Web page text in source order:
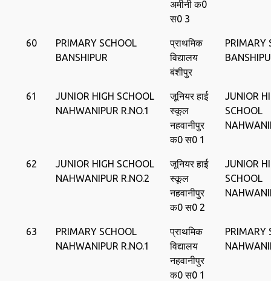
अमीनी क0
स0 3
60
PRIMARY SCHOOL
BANSHIPUR
प्राथमिक
विद्यालय
बंशीपुर
PRIMARY
61
JUNIOR HIGH SCHOOL
NAHWANIPUR R.NO.1
जूनियर हाई
स्‍कूल
नहवानीपुर
क0 स0 1
JUNIOR
SCHOOL
62
JUNIOR HIGH SCHOOL
NAHWANIPUR R.NO.2
जूनियर हाई
स्‍कूल
नहवानीपुर
क0 स0 2
JUNIOR
SCHOOL
63
PRIMARY SCHOOL
NAHWANIPUR R.NO.1
प्राथमिक
विद्यालय
नहवानीपुर
क0 स0 1
PRIMARY